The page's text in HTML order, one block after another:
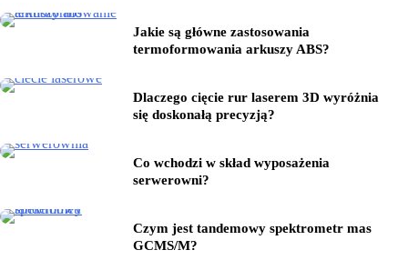
Jakie są główne zastosowania
termoformowania arkuszy ABS?
Dlaczego cięcie rur laserem 3D wyróżnia
się doskonałą precyzją?
Co wchodzi w skład wyposażenia
serwerowni?
Czym jest tandemowy spektrometr mas
GCMS/M?